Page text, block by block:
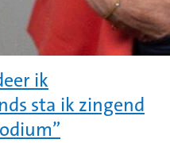
ik
sta ik zingend